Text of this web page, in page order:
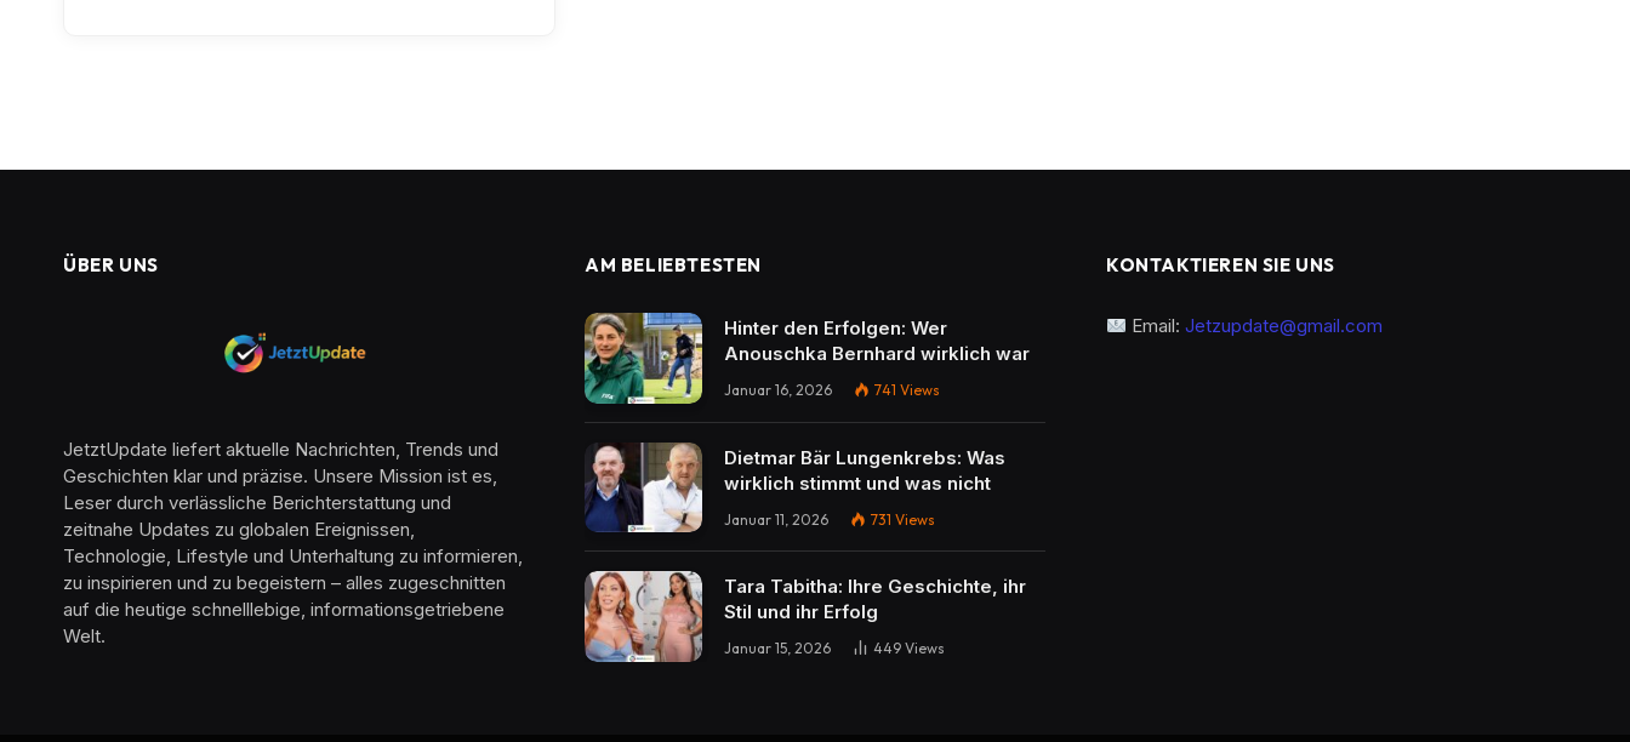
ÜBER UNS
JetztUpdate liefert aktuelle Nachrichten, Trends und
Geschichten klar und präzise. Unsere Mission ist es,
Leser durch verlässliche Berichterstattung und
zeitnahe Updates zu globalen Ereignissen,
Technologie, Lifestyle und Unterhaltung zu informieren,
zu inspirieren und zu begeistern – alles zugeschnitten
auf die heutige schnelllebige, informationsgetriebene
Welt.
AM BELIEBTESTEN
Hinter den Erfolgen: Wer
Anouschka Bernhard wirklich war
Januar 16, 2026 741 Views
Dietmar Bär Lungenkrebs: Was
wirklich stimmt und was nicht
Januar 11, 2026 731 Views
Tara Tabitha: Ihre Geschichte, ihr
Stil und ihr Erfolg
Januar 15, 2026 449 Views
KONTAKTIEREN SIE UNS
Email:Jetzupdate@gmail.com